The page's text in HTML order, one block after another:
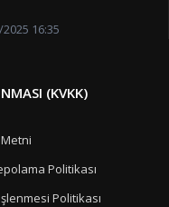
16:35
(KVKK)
Politikası
Politikası